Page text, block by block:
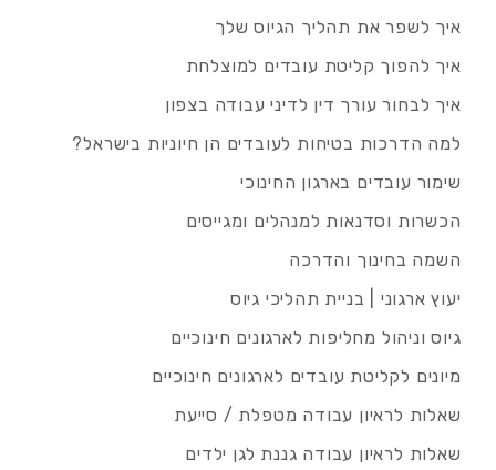
איך לשפר את תהליך הגיוס שלך
איך להפוך קליטת עובדים למוצלחת
איך לבחור עורך דין לדיני עבודה בצפון
למה הדרכות בטיחות לעובדים הן חיוניות בישראל?
שימור עובדים בארגון החינוכי
הכשרות וסדנאות למנהלים ומגייסים
השמה בחינוך והדרכה
יעוץ ארגוני | בניית תהליכי גיוס
גיוס וניהול מחליפות לארגונים חינוכיים
מיונים לקליטת עובדים לארגונים חינוכיים
שאלות לראיון עבודה מטפלת / סייעת
שאלות לראיון עבודה גננת לגן ילדים